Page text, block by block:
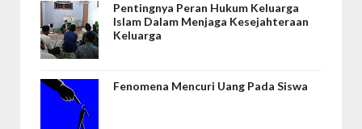
Pentingnya Peran Hukum Keluarga
Islam Dalam Menjaga Kesejahteraan
Keluarga
Fenomena Mencuri Uang Pada Siswa